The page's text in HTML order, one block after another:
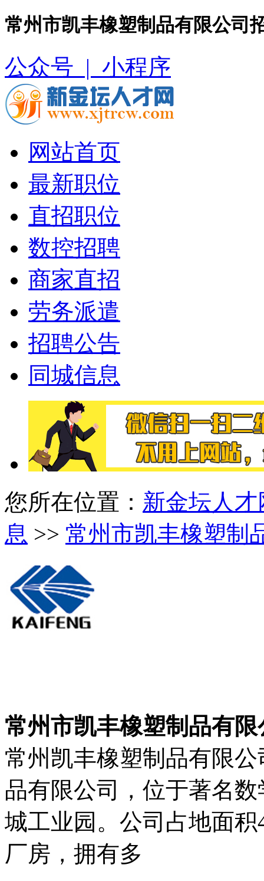
常州市凯丰橡塑制品有限公司
公众号 | 小程序
网站首页
最新职位
直招职位
数控招聘
商家直招
劳务派遣
招聘公告
同城信息
您所在位置： 新金坛人才
息 >> 常州市凯丰橡塑制
常州市凯丰橡塑制品有限
常州凯丰橡塑制品有限
品有限公司，位于著名
城工业园。公司占地面
厂房，拥有多